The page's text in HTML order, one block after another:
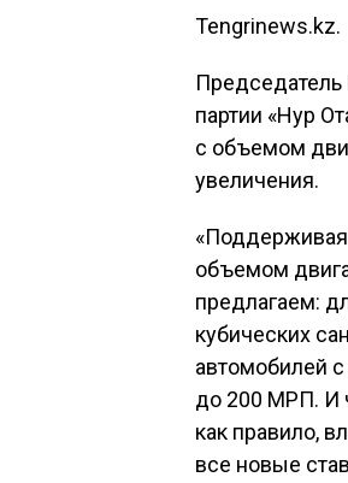
Tengrinews.kz.
Председатель
партии «Нур
с объемом
увеличения.
«Поддерживая
объемом
предлагаем:
кубических
автомобилей
до 200 МРП. И
как правило,
все новые